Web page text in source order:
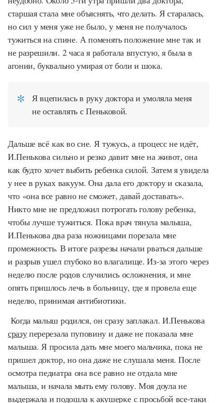
старшая стала мне объяснять, что делать. Я старалась,
но сил у меня уже не было, у меня не получалось
тужиться на спине. А поменять положение мне так и
не разрешили. 2 часа я работала впустую, я была в
агонии, буквально умирая от боли и шока.
Я вцепилась в руку доктора и умоляла меня
не оставлять с Пеньковой.
Дальше всё как во сне. Я тужусь, а процесс не идёт,
И.Пенькова сильно и резко давит мне на живот, она
как будто хочет выбить ребенка силой. Затем я увидела
у нее в руках вакуум. Она дала его доктору и сказала,
что «она все равно не сможет, давай доставать».
Никто мне не предложил потрогать голову ребенка,
чтобы лучше тужиться. Пока врач тянула малыша,
И.Пенькова два раза ножницами порезала мне
промежность. В итоге разрезы начали рваться дальше
и разрыв ушел глубоко во влагалище. Из-за этого через
неделю после родов случились осложнения, и мне
опять пришлось лечь в больницу, где я провела еще
неделю, принимая антибиотики.
Когда малыш родился, он сразу заплакал. И.Пенькова
сразуперерезала пуповину и даже не показала мне
малыша. Я просила дать мне моего мальчика, пока не
пришел доктор, но она даже не слушала меня. После
осмотра педиатра она все равно не отдала мне
малыша, и начала мыть ему голову. Моя доула не
выдержала и подошла к акушерке с просьбой все-таки